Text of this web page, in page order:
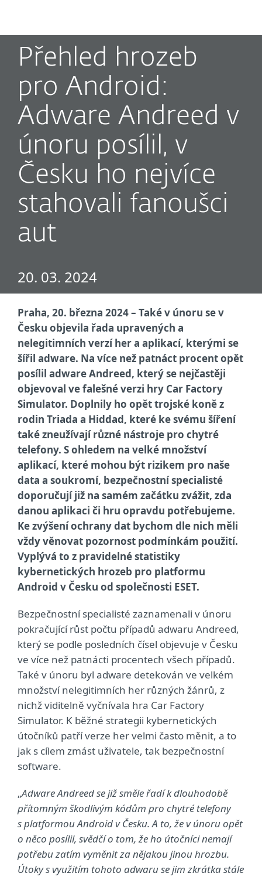
Přehled hrozeb
pro Android:
Adware Andreed v
únoru posílil, v
Česku ho nejvíce
stahovali fanoušci
aut
20. 03. 2024
Praha, 20. března 2024 – Také v únoru se v
Česku objevila řada upravených a
nelegitimních verzí her a aplikací, kterými se
šířil adware. Na více než patnáct procent opět
posílil adware Andreed, který se nejčastěji
objevoval ve falešné verzi hry Car Factory
Simulator. Doplnily ho opět trojské koně z
rodin Triada a Hiddad, které ke svému šíření
také zneužívají různé nástroje pro chytré
telefony. S ohledem na velké množství
aplikací, které mohou být rizikem pro naše
data a soukromí, bezpečnostní specialisté
doporučují již na samém začátku zvážit, zda
danou aplikaci či hru opravdu potřebujeme.
Ke zvýšení ochrany dat bychom dle nich měli
vždy věnovat pozornost podmínkám použití.
Vyplývá to z pravidelné statistiky
kybernetických hrozeb pro platformu
Android v Česku od společnosti ESET.
Bezpečnostní specialisté zaznamenali v únoru
pokračující růst počtu případů adwaru Andreed,
který se podle posledních čísel objevuje v Česku
ve více než patnácti procentech všech případů.
Také v únoru byl adware detekován ve velkém
množství nelegitimních her různých žánrů, z
nichž viditelně vyčnívala hra Car Factory
Simulator. K běžné strategii kybernetických
útočníků patří verze her velmi často měnit, a to
jak s cílem zmást uživatele, tak bezpečnostní
software.
„Adware Andreed se již směle řadí k dlouhodobě
přítomným škodlivým kódům pro chytré telefony
s platformou Android v Česku. A to, že v únoru opět
o něco posílil, svědčí o tom, že ho útočníci nemají
potřebu zatím vyměnit za nějakou jinou hrozbu.
Útoky s využitím tohoto adwaru se jim zkrátka stále